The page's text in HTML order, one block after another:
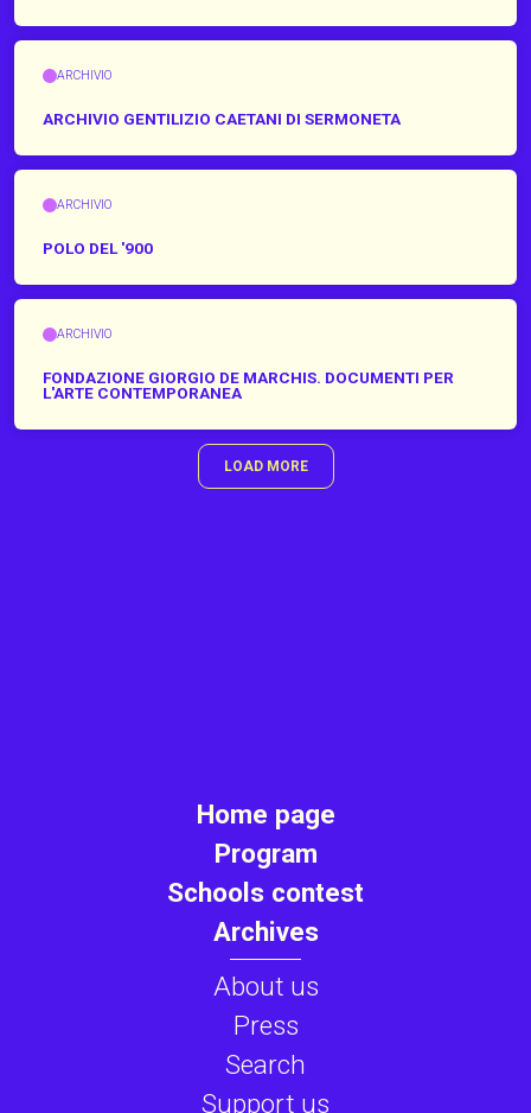
ARCHIVIO
ARCHIVIO GENTILIZIO CAETANI DI SERMONETA
ARCHIVIO
POLO DEL '900
ARCHIVIO
FONDAZIONE GIORGIO DE MARCHIS. DOCUMENTI PER
L'ARTE CONTEMPORANEA
LOAD MORE
Home page
Program
Schools contest
Archives
About us
Press
Search
Support us